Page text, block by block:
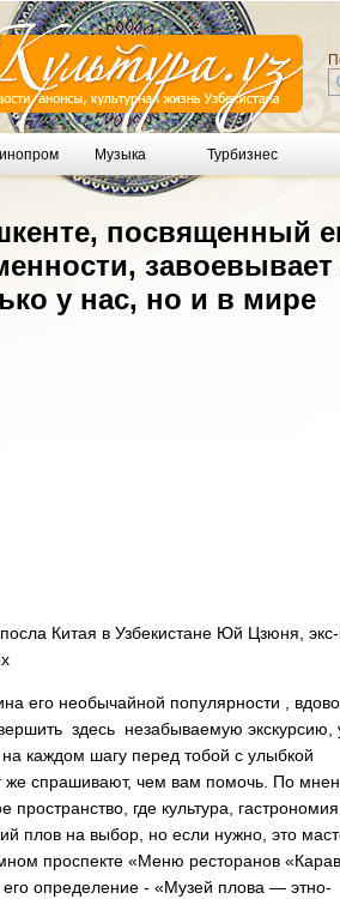
Музыка Турбизнес
посвященный
завоевывает
у нас, но и в мире
Китая в Узбекистане Юй Цзюня,
его необычайной популярности ,
здесь незабываемую экскурсию,
каждом шагу перед тобой с улыбкой
же спрашивают, чем вам помочь. По
где культура,
плов на выбор, но если нужно, это
проспекте «Меню ресторанов
определение - «Музей плова — этно-